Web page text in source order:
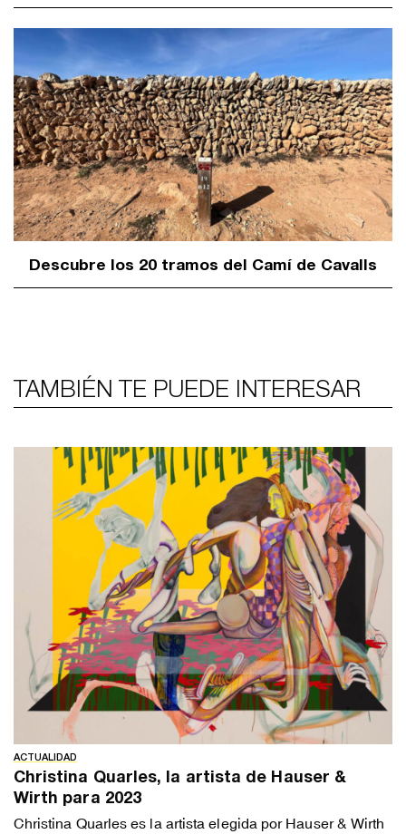
Descubre los 20 tramos del Camí de Cavalls
TAMBIÉN TE PUEDE INTERESAR
ACTUALIDAD
Christina Quarles, la artista de Hauser &
Wirth para 2023
Christina Quarles es la artista elegida por Hauser & Wirth